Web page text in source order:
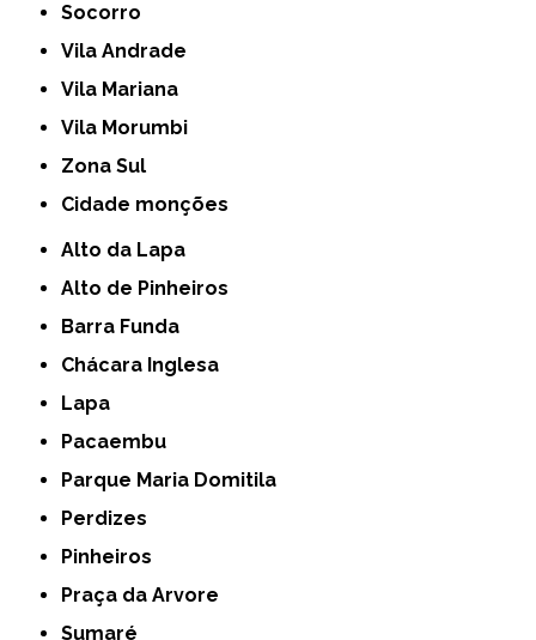
Socorro
Vila Andrade
Vila Mariana
Vila Morumbi
Zona Sul
cidade monções
Alto da Lapa
Alto de Pinheiros
Barra Funda
Chácara Inglesa
Lapa
Pacaembu
Parque Maria Domitila
Perdizes
Pinheiros
Praça da Arvore
Sumaré